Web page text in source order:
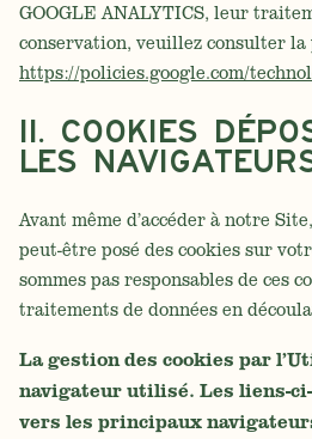
GOOGLE ANALYTICS, leur
conservation, veuillez consulter la
https://policies.google.com/
II. COOKIES
LES
Avant même d’accéder à notre
peut-être posé des cookies sur
sommes pas responsables de ces
traitements de données en
La gestion des cookies par
navigateur utilisé. Les liens-
vers les principaux